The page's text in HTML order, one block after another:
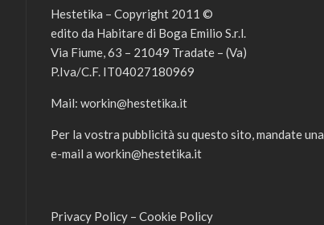
Hestetika – Copyright 2011 ©
edito da Habitare di Boga Emilio S.r.l.
Via Fiume, 63 – 21049 Tradate – (Va)
P.Iva/C.F. IT04027180969
Mail: workin@hestetika.it
Per la vostra pubblicità su questo sito, mandate una
e-mail a workin@hestetika.it
Privacy Policy – Cookie Policy